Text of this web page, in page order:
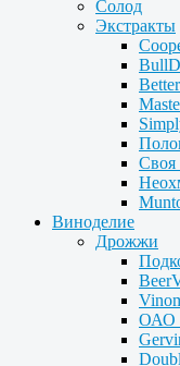
Солод
Экстракты
Своя
Виноделие
Дрожжи
ОАО